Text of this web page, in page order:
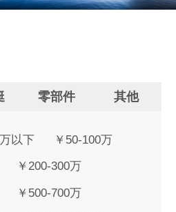
零部件 其他
以下 ￥50-100万
￥200-300万
￥500-700万